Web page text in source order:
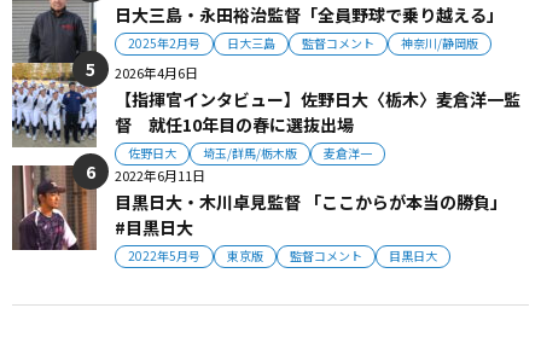
日大三島・永田裕治監督「全員野球で乗り越える」
2025年2月号 日大三島 監督コメント 神奈川/静岡版
2026年4月6日
【指揮官インタビュー】佐野日大〈栃木〉麦倉洋一監
督 就任10年目の春に選抜出場
佐野日大 埼玉/群馬/栃木版 麦倉洋一
2022年6月11日
目黒日大・木川卓見監督 「ここからが本当の勝負」
#目黒日大
2022年5月号 東京版 監督コメント 目黒日大